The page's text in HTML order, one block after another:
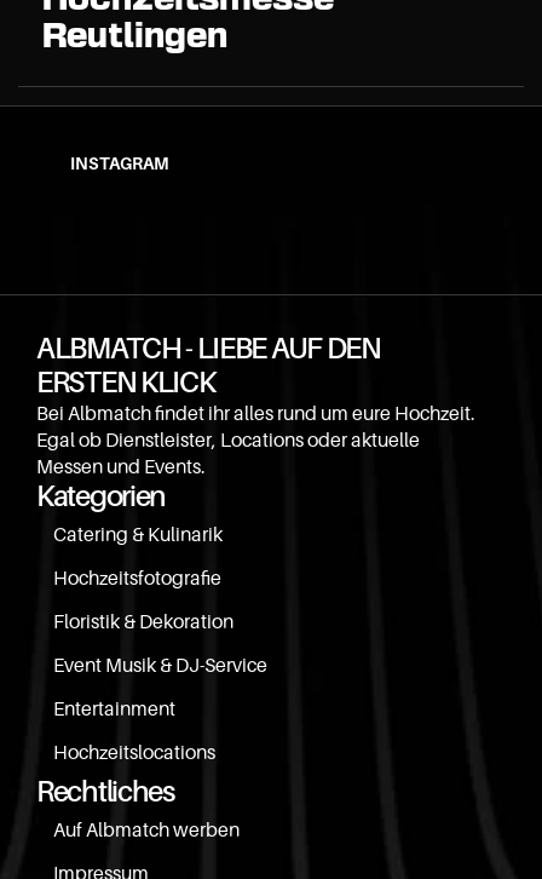
Reutlingen
INSTAGRAM
ALBMATCH - LIEBE AUF DEN
ERSTEN KLICK
Bei Albmatch findet ihr alles rund um eure Hochzeit.
Egal ob Dienstleister, Locations oder aktuelle
Messen und Events.
Kategorien
Catering & Kulinarik
Hochzeitsfotografie
Floristik & Dekoration
Event Musik & DJ-Service
Entertainment
Hochzeitslocations
Rechtliches
Auf Albmatch werben
Impressum